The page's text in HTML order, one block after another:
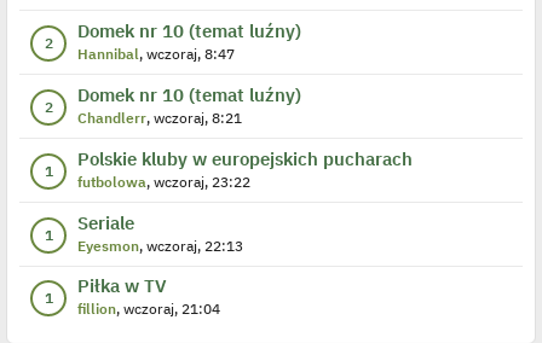
2 Domek nr 10 (temat luźny)
Hannibal, wczoraj, 8:47
2 Domek nr 10 (temat luźny)
Chandlerr, wczoraj, 8:21
1 Polskie kluby w europejskich pucharach
futbolowa, wczoraj, 23:22
1 Seriale
Eyesmon, wczoraj, 22:13
1 Piłka w TV
fillion, wczoraj, 21:04